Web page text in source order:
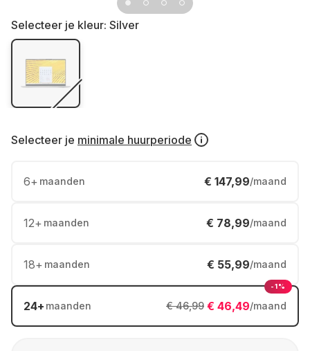
Selecteer je kleur: Silver
Selecteer je minimale huurperiode
6+ maanden € 147,99/maand
12+ maanden € 78,99/maand
18+ maanden € 55,99/maand
24+ maanden € 46,49/maand
€ 46,99
-1%